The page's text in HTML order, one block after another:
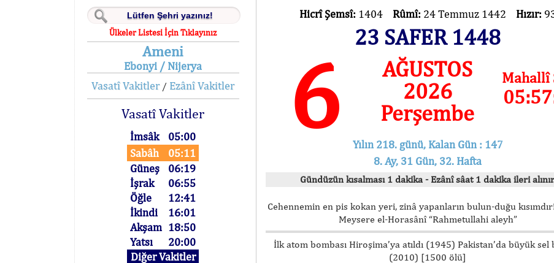
Ülkeler Listesi İçin Tıklayınız
Ameni
Ebonyi / Nijerya
Vasatî Vakitler/ Ezânî Vakitler
Vasatî Vakitler
İmsâk
05:00
Sabâh
05:11
Güneş
06:19
İşrak
06:55
Öğle
12:41
İkindi
16:01
Akşam 18:50
Yatsı
20:00
Diğer Vakitler
Hicrî Şemsî: 1404 Rûmî: 24 Temmuz 1442 Hızır:
23 SAFER 1448
6
AĞUSTOS
2026
Perşembe
Mahallî
Yılın 218. günü, Kalan Gün : 147
8. Ay, 31 Gün, 32. Hafta
Gündüzün kısalması 1 dakika - Ezânî sâat 1 dakika ileri
Cehennemin en pis kokan yeri, zinâ yapanların bulun-duğu
Meysere el-Horasânî “Rahmetullahi aleyh”
İlk atom bombası Hiroşima’ya atıldı (1945) Pakistan’da büyük sel
(2010) [1500 ölü]